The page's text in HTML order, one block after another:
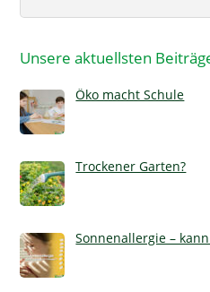
Unsere aktuellsten
Öko macht Schule
Trockener Garten?
Sonnenallergie –